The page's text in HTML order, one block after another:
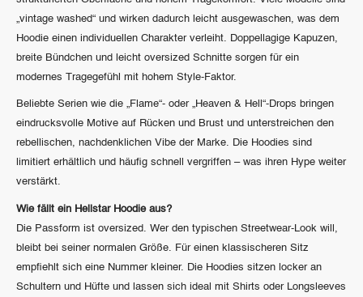
„vintage washed“ und wirken dadurch leicht ausgewaschen, was dem
Hoodie einen individuellen Charakter verleiht. Doppellagige Kapuzen,
breite Bündchen und leicht oversized Schnitte sorgen für ein
modernes Tragegefühl mit hohem Style-Faktor.
Beliebte Serien wie die „Flame“- oder „Heaven & Hell“-Drops bringen
eindrucksvolle Motive auf Rücken und Brust und unterstreichen den
rebellischen, nachdenklichen Vibe der Marke. Die Hoodies sind
limitiert erhältlich und häufig schnell vergriffen – was ihren Hype weiter
verstärkt.
Wie fällt ein Hellstar Hoodie aus?
Die Passform ist oversized. Wer den typischen Streetwear-Look will,
bleibt bei seiner normalen Größe. Für einen klassischeren Sitz
empfiehlt sich eine Nummer kleiner. Die Hoodies sitzen locker an
Schultern und Hüfte und lassen sich ideal mit Shirts oder Longsleeves